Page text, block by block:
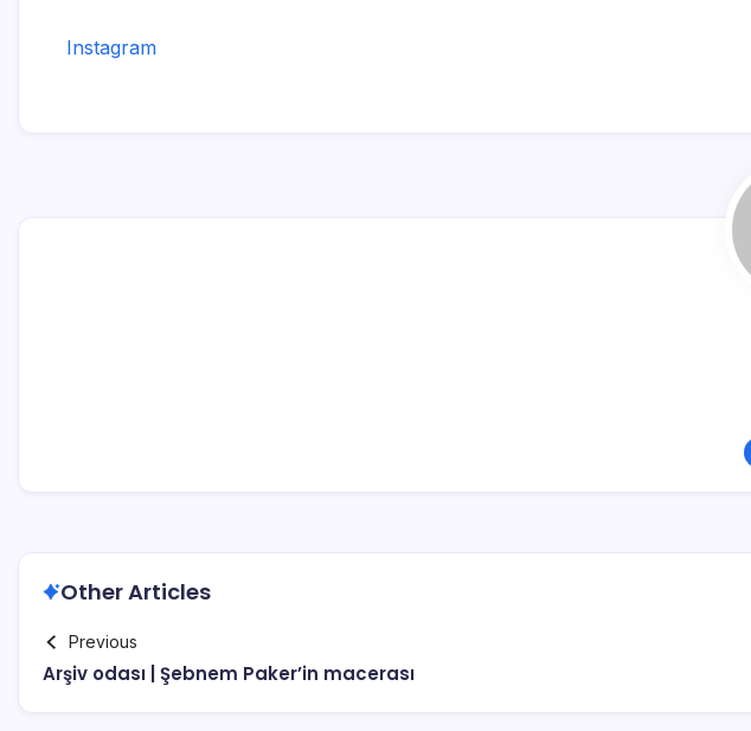
Instagram
Other Articles
Previous
Arşiv odası | Şebnem Paker’in macerası